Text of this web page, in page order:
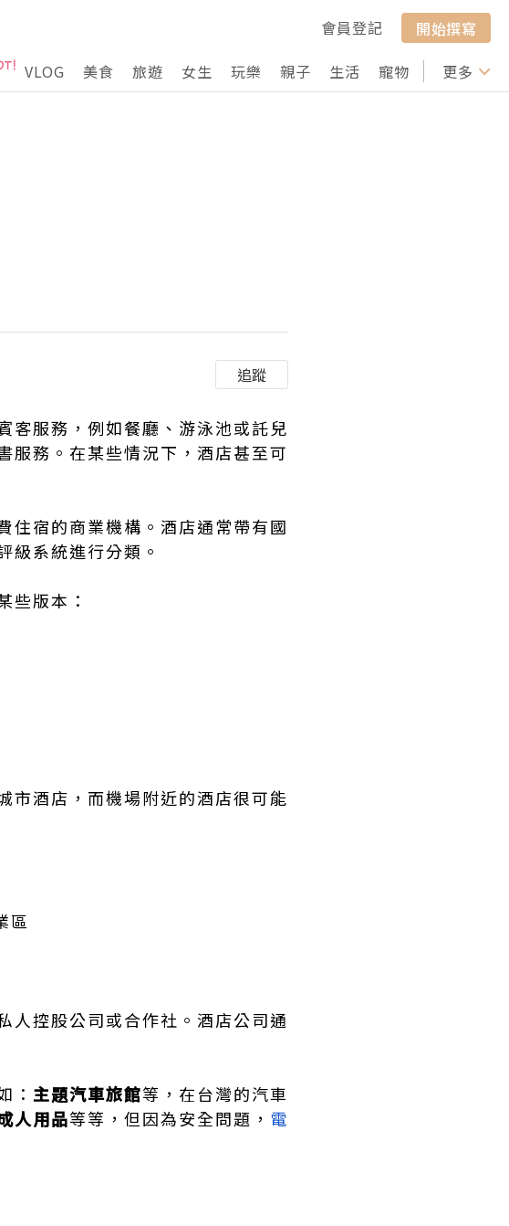
會員登記
開始撰寫
VLOG 美食 旅遊 女生 玩樂 親子 生活 寵物 行山 打卡
更多
追蹤
客服務，例如餐廳、游泳池或託兒
服務。在某些情況下，酒店甚至可
住宿的商業機構。酒店通常帶有國
級系統進行分類。
些版本：
市酒店，而機場附近的酒店很可能
區
人控股公司或合作社。酒店公司通
： 主題汽車旅館等，在台灣的汽車
人用品等等，但因為安全問題， 電